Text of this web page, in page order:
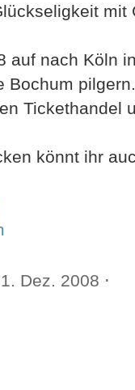
mit
auf nach Köln
Bochum pilgern.
Tickethandel
könnt ihr
1. Dez. 2008 ⋅